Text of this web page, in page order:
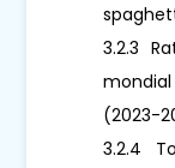
3.2.3
(2023-
3.2.4